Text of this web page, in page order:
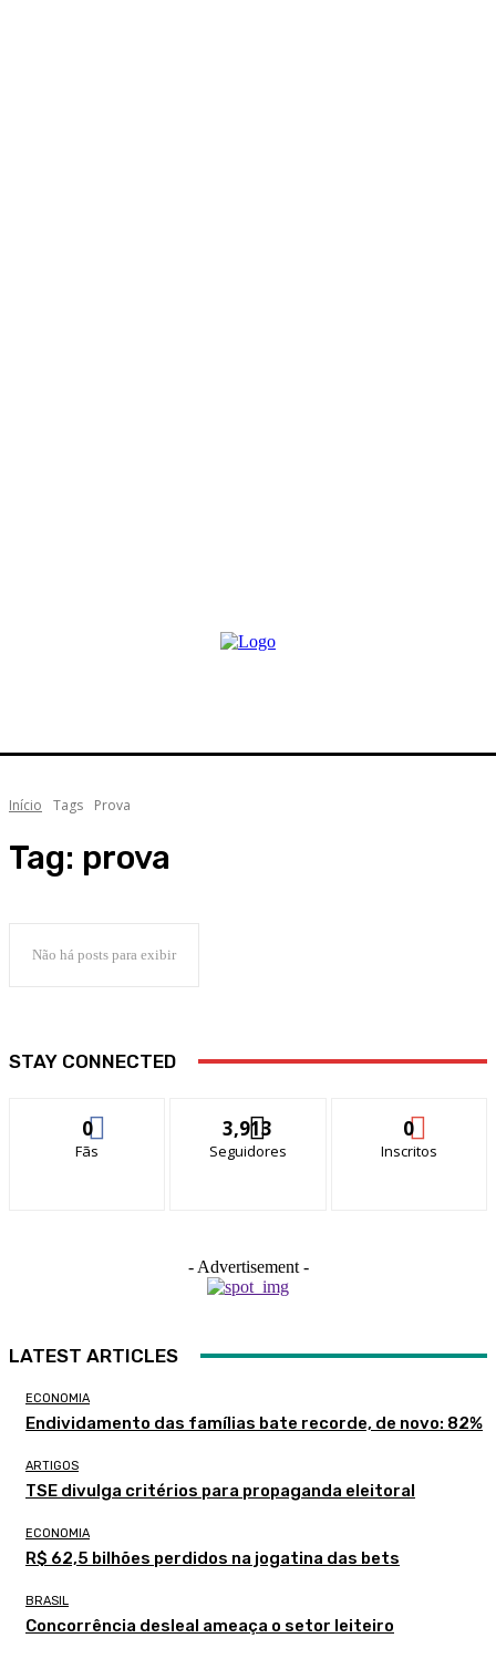
Início Tags Prova
Tag: prova
Não há posts para exibir
STAY CONNECTED
0
Fãs
3,913
Seguidores
0
Inscritos
- Advertisement -
LATEST ARTICLES
ECONOMIA
Endividamento das famílias bate recorde, de novo: 82%
ARTIGOS
TSE divulga critérios para propaganda eleitoral
ECONOMIA
R$ 62,5 bilhões perdidos na jogatina das bets
BRASIL
Concorrência desleal ameaça o setor leiteiro